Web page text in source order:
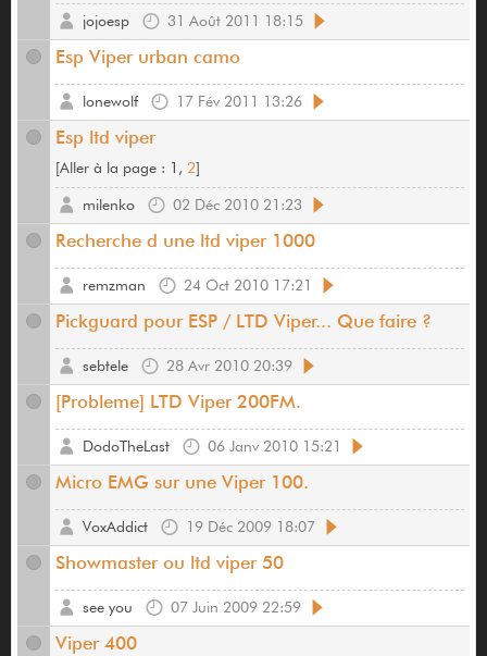
31 Août 2011 18:15
jojoesp
Esp Viper urban camo
17 Fév 2011 13:26
lonewolf
Esp ltd viper
[Aller à la page : 1, 2]
02 Déc 2010 21:23
milenko
Recherche d une ltd viper 1000
24 Oct 2010 17:21
remzman
Pickguard pour ESP / LTD Viper... Que faire ?
28 Avr 2010 20:39
sebtele
[Probleme] LTD Viper 200FM.
06 Janv 2010 15:21
DodoTheLast
Micro EMG sur une Viper 100.
19 Déc 2009 18:07
VoxAddict
Showmaster ou ltd viper 50
07 Juin 2009 22:59
see you
Viper 400